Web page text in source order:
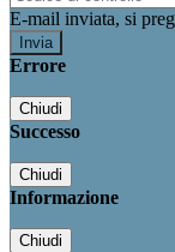
E-mail inviata, si
Errore
Chiudi
Successo
Chiudi
Informazione
Chiudi